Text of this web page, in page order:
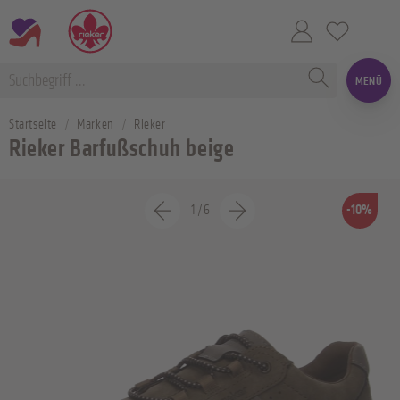
MENÜ
Startseite Marken Rieker
Rieker Barfußschuh beige
-10%
1 /6